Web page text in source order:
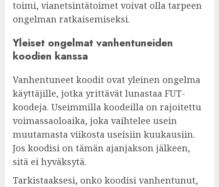
toimi, vianetsintätoimet voivat olla tarpeen
ongelman ratkaisemiseksi.
Yleiset ongelmat vanhentuneiden
koodien kanssa
Vanhentuneet koodit ovat yleinen ongelma
käyttäjille, jotka yrittävät lunastaa FUT-
koodeja. Useimmilla koodeilla on rajoitettu
voimassaoloaika, joka vaihtelee usein
muutamasta viikosta useisiin kuukausiin.
Jos koodisi on tämän ajanjakson jälkeen,
sitä ei hyväksytä.
Tarkistaaksesi, onko koodisi vanhentunut,